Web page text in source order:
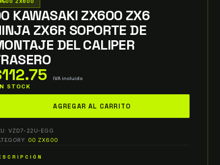
KAWASAKI ZX600 ZX6
ZX6R SOPORTE DE
DEL CALIPER
112.75 IVA incluido
STOCK
AGREGAR AL CARRITO
VZD7-22U-EGG
00 ZX600